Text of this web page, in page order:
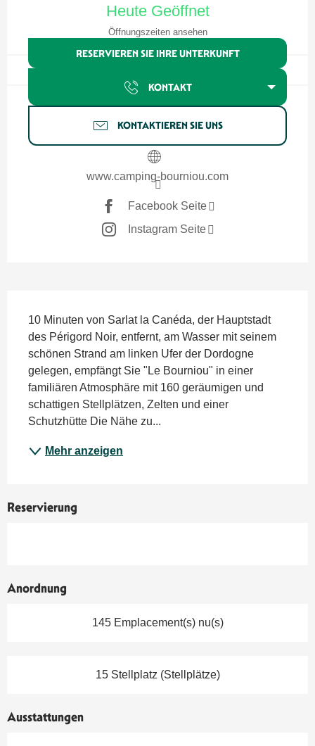
Heute Geöffnet
Öffnungszeiten ansehen
RESERVIEREN SIE IHRE UNTERKUNFT
KONTAKT
KONTAKTIEREN SIE UNS
www.camping-bourniou.com
Facebook Seite
Instagram Seite
10 Minuten von Sarlat la Canéda, der Hauptstadt
des Périgord Noir, entfernt, am Wasser mit seinem
schönen Strand am linken Ufer der Dordogne
gelegen, empfängt Sie "Le Bourniou" in einer
familiären Atmosphäre mit 160 geräumigen und
schattigen Stellplätzen, Zelten und einer
Schutzhütte Die Nähe zu...
Mehr anzeigen
Reservierung
Anordnung
145 Emplacement(s) nu(s)
15 Stellplatz (Stellplätze)
Ausstattungen